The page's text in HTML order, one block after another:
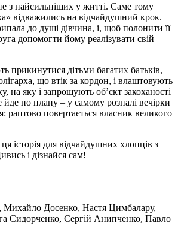
з найсильніших у житті. Саме тому
відважились на відчайдушний крок.
до душі дівчина, і, щоб полонити її
допомогти йому реалізувати свій
прикинутися дітьми багатих батьків,
що втік за кордон, і влаштовують
на яку і запрошують об’єкт закоханості
по плану – у самому розпалі вечірки
раптово повертається власник великого
історія для відчайдушних хлопців з
і дізнайся сам!
Михайло Досенко, Настя Цимбалару,
Сидорченко, Сергій Анипченко, Павло